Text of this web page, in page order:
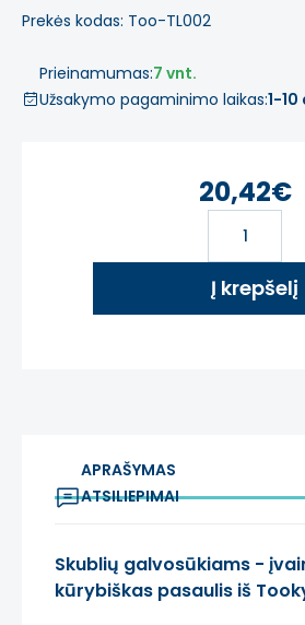
Prekės kodas: Too-TL002
Prieinamumas:7 vnt.
Užsakymo pagaminimo laikas:1-10
20,42€
Į krepšelį
APRAŠYMAS
ATSILIEPIMAI
Skublių galvosūkiams -
kūrybiškas pasaulis iš